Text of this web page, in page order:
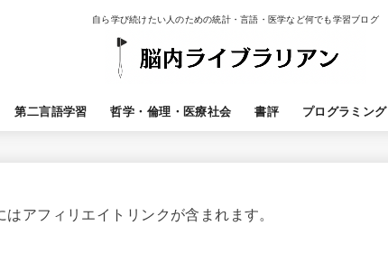
自ら学び続けたい人のための統計・言語・医学など何でも学習ブログ
第二言語学習 哲学・倫理・医療社会 書評 プログラミング
アフィリエイトリンクが含まれます。